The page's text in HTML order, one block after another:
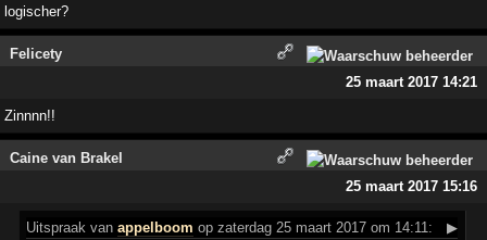
logischer?
Felicety
25 maart 2017 14:21
Zinnnn!!
Caine van Brakel
25 maart 2017 15:16
Uitspraak vanappelboom op zaterdag 25 maart 2017 om 14:11:
▶